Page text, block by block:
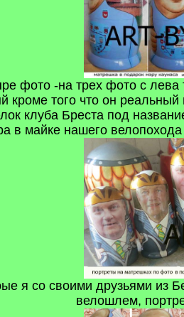
фото -на трех фото с
кроме того что он
клуба Бреста под
в майке нашего
я со своими друзьями из
велошлем,